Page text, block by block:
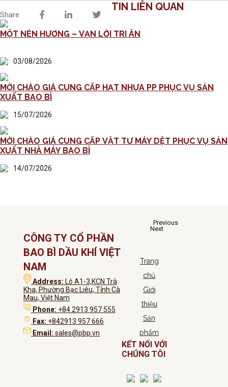
Previous
Next
Share
TIN LIÊN QUAN
MỘT NÉN HƯƠNG – VẠN LỜI TRI ÂN
03/08/2026
MỜI CHÀO GIÁ CUNG CẤP HẠT NHỰA PP PHỤC VỤ SẢN
XUẤT BAO BÌ
15/07/2026
MỜI CHÀO GIÁ CUNG CẤP VẬT TƯ MÁY DỆT PHỤC VỤ SẢN
XUẤT NHÀ MÁY BAO BÌ
14/07/2026
CÔNG TY CỔ PHẦN
BAO BÌ DẦU KHÍ VIỆT
NAM
Address: Lô A1-3,KCN Trà
Kha, Phường Bạc Liêu, Tỉnh Cà
Mau, Việt Nam
Phone: +84 2913 957 555
Fax: +842913 957 666
Email: sales@pbp.vn
Trang
chủ
Giới
thiệu
Sản
phẩm
KẾT NỐI VỚI
CHÚNG TÔI